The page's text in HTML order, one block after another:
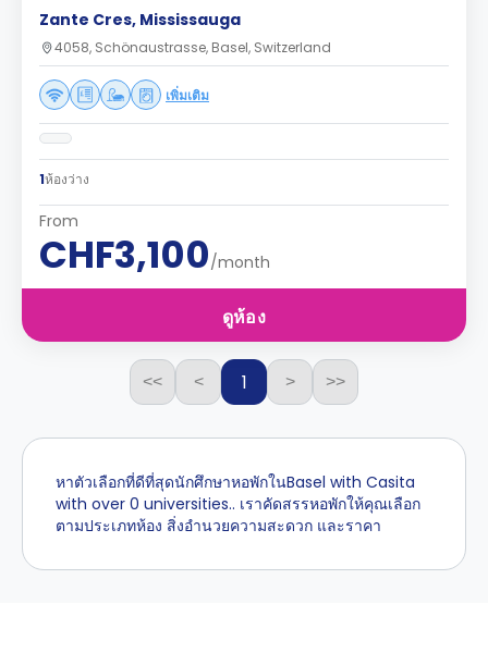
Zante Cres, Mississauga
4058, Schönaustrasse, Basel, Switzerland
เพิ่มเติม
1ห้องว่าง
From
CHF3,100/month
ดูห้อง
<< < 1 > >>
หาตัวเลือกที่ดีที่สุดนักศึกษาหอพักในBasel with Casita
with over 0 universities.. เราคัดสรรหอพักให้คุณเลือก
ตามประเภทห้อง สิ่งอำนวยความสะดวก และราคา